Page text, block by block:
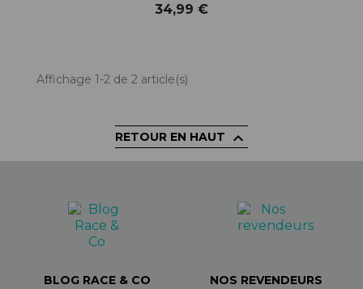
34,99 €
Affichage 1-2 de 2 article(s)
RETOUR EN HAUT 
BLOG RACE & CO NOS REVENDEURS